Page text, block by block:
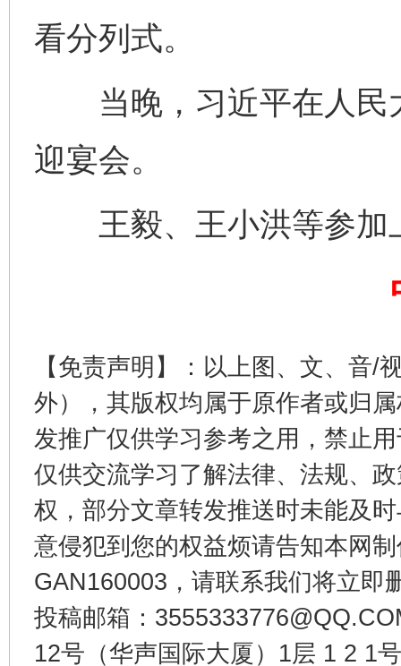
看分列式。
当晚，习近平在人民
迎宴会。
王毅、王小洪等参加
【免责声明】：以上图、文、音/
外），其版权均属于原作者或归
发推广仅供学习参考之用，禁止
仅供交流学习了解法律、法规、
权，部分文章转发推送时未能及
意侵犯到您的权益烦请告知本网
GAN160003，请联系我们将立即
投稿邮箱：
12号（华声国际大厦）1层 1 2 1
习近平的博鳌关键词
“刷贴”乱象丛生
生